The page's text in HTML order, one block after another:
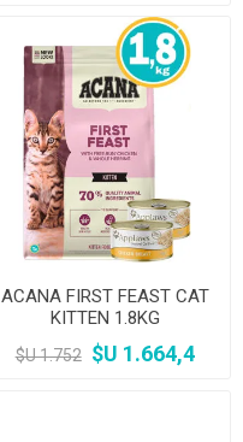
ACANA FIRST FEAST CAT
KITTEN 1.8KG
$U 1.752 $U 1.664,4